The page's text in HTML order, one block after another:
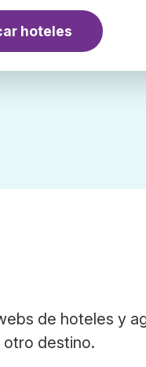
hoteles
de hoteles y
otro destino.